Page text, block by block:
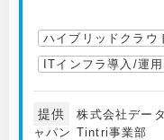
ハイブリッドクラウ
ITインフラ導入/運用
提供
株式会社デー
ャパン Tintri事業部